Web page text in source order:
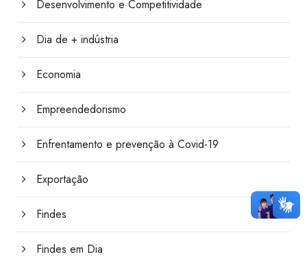
Desenvolvimento e Competitividade
Dia de + indústria
Economia
Empreendedorismo
Enfrentamento e prevenção à Covid-19
Exportação
Findes
Findes em Dia